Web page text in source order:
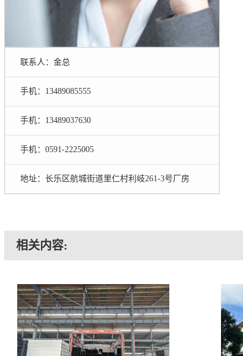
联系人：金总
手机：13489085555
手机：13489037630
手机：0591-2225005
地址：长乐区航城街道里仁村利岐261-3号厂房
相关内容: